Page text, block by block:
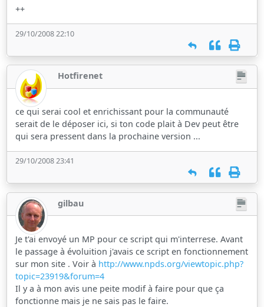
++
29/10/2008 22:10
Hotfirenet
ce qui serai cool et enrichissant pour la communauté
serait de le déposer ici, si ton code plait à Dev peut être
qui sera pressent dans la prochaine version ...
29/10/2008 23:41
gilbau
Je t'ai envoyé un MP pour ce script qui m'interrese. Avant
le passage à évoluition j'avais ce script en fonctionnement
sur mon site . Voir à http://www.npds.org/viewtopic.php?
topic=23919&forum=4
Il y a à mon avis une peite modif à faire pour que ça
fonctionne mais je ne sais pas le faire.